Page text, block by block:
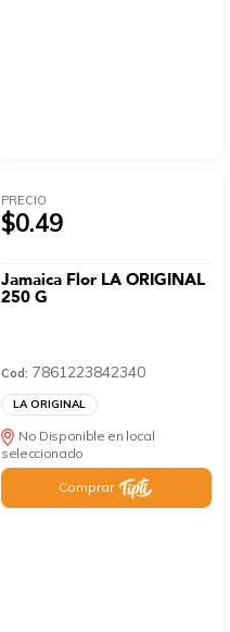
PRECIO
$0.49
Jamaica Flor LA ORIGINAL
250 G
Cod: 7861223842340
LA ORIGINAL
No Disponible en local
seleccionado
Comprar